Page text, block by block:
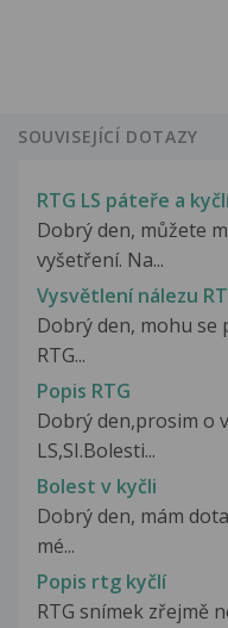
SOUVISEJÍCÍ DOTAZY
RTG LS páteře a
Dobrý den, můžete
vyšetření. Na...
Vysvětlení nálezu
Dobrý den, mohu se
RTG...
Popis RTG
Dobrý den,prosim o
LS,SI.Bolesti...
Bolest v kyčli
Dobrý den, mám
mé...
Popis rtg kyčlí
RTG snímek zřejmě